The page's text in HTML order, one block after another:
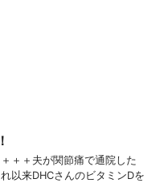
＋＋夫が関節痛で通院した
以来DHCさんのビタミンDを